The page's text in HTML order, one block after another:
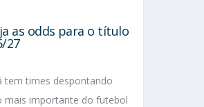
as odds para o título
27
tem times despontando
importante do futebol